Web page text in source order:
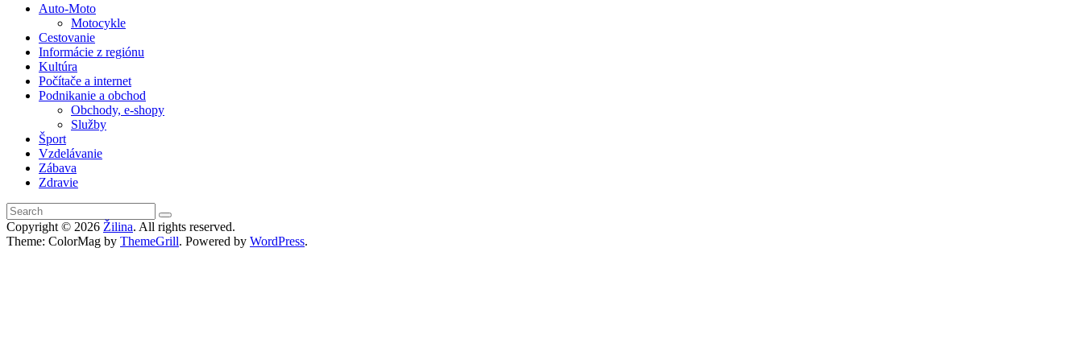
Auto-Moto
Motocykle
Cestovanie
Informácie z regiónu
Kultúra
Počítače a internet
Podnikanie a obchod
Obchody, e-shopy
Služby
Šport
Vzdelávanie
Zábava
Zdravie
Copyright © 2026 Žilina. All rights reserved.
Theme: ColorMag by ThemeGrill. Powered by WordPress.